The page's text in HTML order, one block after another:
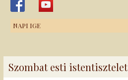
NAPI IGE
Szombat esti istentisztelet